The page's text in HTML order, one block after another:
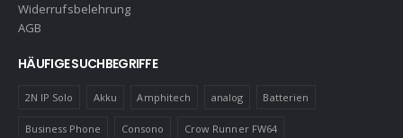
Widerrufsbelehrung
AGB
HÄUFIGE SUCHBEGRIFFE
2N IP Solo Akku Amphitech analog Batterien
Business Phone Consono Crow Runner FW64